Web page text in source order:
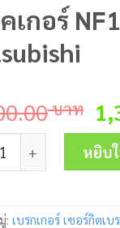
เกอร์
บาท
บรคเกอร์ NF125-
หยิบ
: เบรกเกอร์ เซอร์กิตเบ